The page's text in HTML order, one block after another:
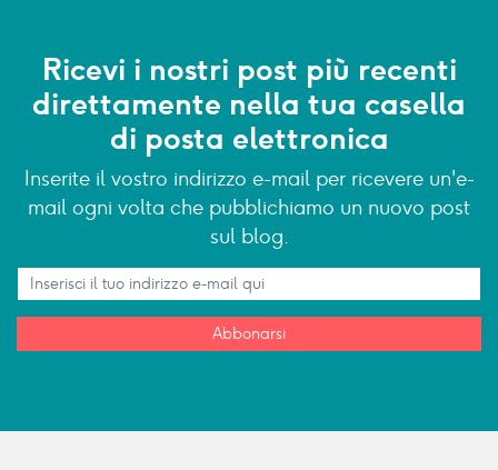
Ricevi i nostri post più recenti
direttamente nella tua casella
di posta elettronica
Inserite il vostro indirizzo e-mail per ricevere un'e-
mail ogni volta che pubblichiamo un nuovo post
sul blog.
Abbonarsi